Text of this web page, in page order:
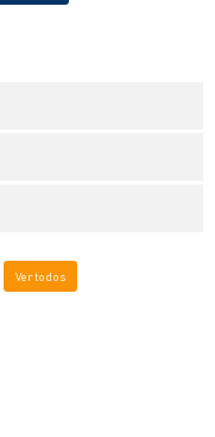
Ver todos